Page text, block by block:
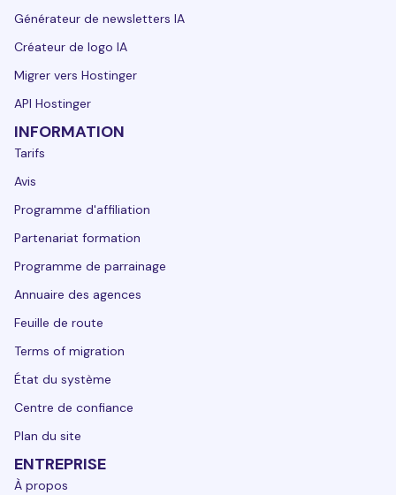
Générateur de newsletters IA
Créateur de logo IA
Migrer vers Hostinger
API Hostinger
INFORMATION
Tarifs
Avis
Programme d'affiliation
Partenariat formation
Programme de parrainage
Annuaire des agences
Feuille de route
Terms of migration
État du système
Centre de confiance
Plan du site
ENTREPRISE
À propos